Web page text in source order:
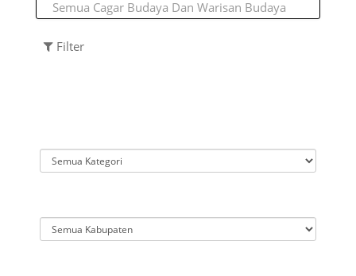
Filter